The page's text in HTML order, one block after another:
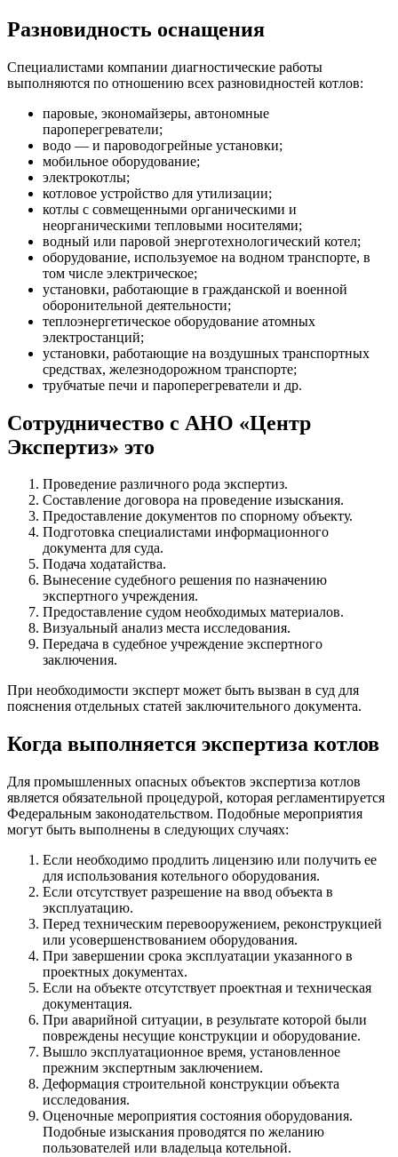
Разновидность оснащения
Специалистами компании диагностические работы
выполняются по отношению всех разновидностей котлов:
паровые, экономайзеры, автономные
пароперегреватели;
водо — и пароводогрейные установки;
мобильное оборудование;
электрокотлы;
котловое устройство для утилизации;
котлы с совмещенными органическими и
неорганическими тепловыми носителями;
водный или паровой энерготехнологический котел;
оборудование, используемое на водном транспорте, в
том числе электрическое;
установки, работающие в гражданской и военной
оборонительной деятельности;
теплоэнергетическое оборудование атомных
электростанций;
установки, работающие на воздушных транспортных
средствах, железнодорожном транспорте;
трубчатые печи и пароперегреватели и др.
Сотрудничество с АНО «Центр
Экспертиз» это
Проведение различного рода экспертиз.
Составление договора на проведение изыскания.
Предоставление документов по спорному объекту.
Подготовка специалистами информационного
документа для суда.
Подача ходатайства.
Вынесение судебного решения по назначению
экспертного учреждения.
Предоставление судом необходимых материалов.
Визуальный анализ места исследования.
Передача в судебное учреждение экспертного
заключения.
При необходимости эксперт может быть вызван в суд для
пояснения отдельных статей заключительного документа.
Когда выполняется экспертиза котлов
Для промышленных опасных объектов экспертиза котлов
является обязательной процедурой, которая регламентируется
Федеральным законодательством. Подобные мероприятия
могут быть выполнены в следующих случаях:
Если необходимо продлить лицензию или получить ее
для использования котельного оборудования.
Если отсутствует разрешение на ввод объекта в
эксплуатацию.
Перед техническим перевооружением, реконструкцией
или усовершенствованием оборудования.
При завершении срока эксплуатации указанного в
проектных документах.
Если на объекте отсутствует проектная и техническая
документация.
При аварийной ситуации, в результате которой были
повреждены несущие конструкции и оборудование.
Вышло эксплуатационное время, установленное
прежним экспертным заключением.
Деформация строительной конструкции объекта
исследования.
Оценочные мероприятия состояния оборудования.
Подобные изыскания проводятся по желанию
пользователей или владельца котельной.